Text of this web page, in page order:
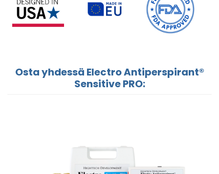
Osta yhdessä Electro Antiperspirant®
Sensitive PRO: